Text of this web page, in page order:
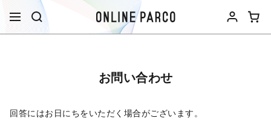
お問い合わせ
回答にはお日にちをいただく場合がございます。